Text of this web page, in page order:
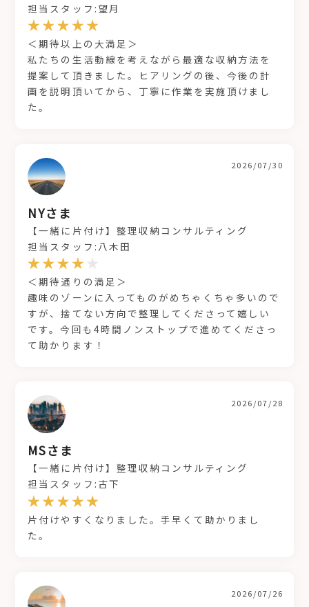
担当スタッフ:望月
＜期待以上の大満足＞
私たちの生活動線を考えながら最適な収納方法を
提案して頂きました。ヒアリングの後、今後の計
画を説明頂いてから、丁寧に作業を実施頂けまし
た。
NYさま
2026/07/30
【一緒に片付け】整理収納コンサルティング
担当スタッフ:八木田
＜期待通りの満足＞
趣味のゾーンに入ってものがめちゃくちゃ多いので
すが、捨てない方向で整理してくださって嬉しい
です。今回も4時間ノンストップで進めてくださっ
て助かります！
MSさま
2026/07/28
【一緒に片付け】整理収納コンサルティング
担当スタッフ:古下
片付けやすくなりました。手早くて助かりまし
た。
2026/07/26